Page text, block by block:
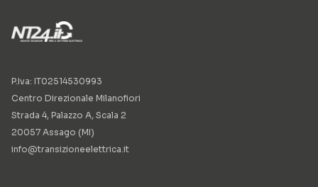
P.Iva: IT02514530993
Centro Direzionale Milanofiori
Strada 4, Palazzo A, Scala 2
20057 Assago (MI)
info@transizioneelettrica.it